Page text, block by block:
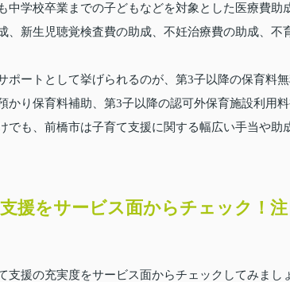
中学校卒業までの子どもなどを対象とした医療費助
、新生児聴覚検査費の助成、不妊治療費の助成、不
ポートとして挙げられるのが、第3子以降の保育料
かり保育料補助、第3子以降の認可外保育施設利用料
でも、前橋市は子育て支援に関する幅広い手当や助
援をサービス面からチェック！
支援の充実度をサービス面からチェックしてみまし